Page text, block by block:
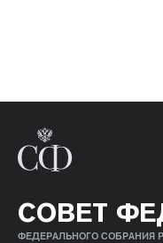
СОВЕТ
ФЕДЕРАЛЬНОГО СОБРАНИЯ